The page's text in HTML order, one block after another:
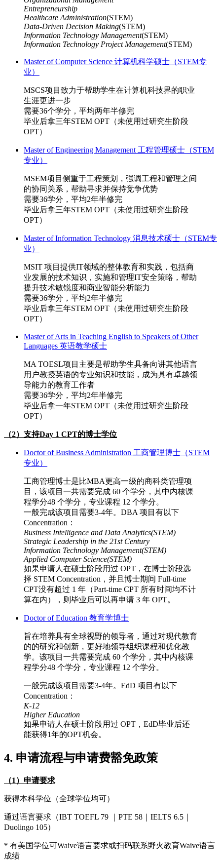
Entrepreneurship
Healthcare Administration(STEM)
Data-Driven Decision Making(STEM)
Information Technology Management(STEM)
Information Technology Project Management(STEM)
Master of Computer Science 计算机科学硕士（STEM专
业）
MSCS项目致力于帮助学生在计算机科技界的职业
生涯更进一步
需要36个学分，平均两年半修完
毕业后拿三年STEM OPT（未使用过研究生阶段
OPT）
Master of Engineering Management 工程管理硕士（STEM
专业）
MSEM项目侧重于工程策划，强调工程和管理之间
的协同关系，帮助寻求并保持竞争优势
需要36学分，平均2年半修完
毕业后拿三年STEM OPT（未使用过研究生阶段
OPT）
Master of Information Technology 消息技术硕士（STEM专
业）
MSIT 项目提供IT领域的整体教育和实践，包括商
业发展的技术知识，实施和管理IT安全策略，帮助
提升技术敏锐度和商业智能分析能力
需要36学分，平均2年半修完
毕业后拿三年STEM OPT（未使用过研究生阶段
OPT）
Master of Arts in Teaching English to Speakers of Other
Languages 英语教学硕士
MA TOESL项目主要是帮助学生具备向讲其他语言
用户教授英语的专业知识和技能，成为具有卓越领
导能力的教育工作者
需要36学分，平均2年半修完
毕业后拿一年STEM OPT（未使用过研究生阶段
OPT）
（2）支持Day 1 CPT的博士学位
Doctor of Business Administration 工商管理博士（STEM
专业）
工商管理博士是比MBA更高一级的商科类管理项
目，该项目一共需要完成 60 个学分，其中内核课
程学分48 个学分，专业课程 12 个学分。
一般完成该项目需要3-4年。DBA 项目有以下
Concentration：
Business Intelligence and Data Analytics(STEM)
Strategic Leadership in the 21st Century
Information Technology Management(STEM)
Applied Computer Science(STEM)
如果申请人在硕士阶段用过 OPT，在博士阶段选
择 STEM Concentration，并且博士期间 Full-time
CPT没有超过 1 年（Part-time CPT 所有时间均不计
算在内），则毕业后可以再申请 3 年 OPT。
Doctor of Education 教育学博士
旨在培养具有全球视野的领导者，通过对现代教育
的的研究和创新，更好地领导组织课程和优化教
学。该项目一共需要完成 60 个学分，其中内核课
程学分48 个学分，专业课程 12 个学分。
一般完成该项目需要3-4年。EdD 项目有以下
Concentration：
K-12
Higher Education
如果申请人在硕士阶段用过 OPT，EdD毕业后还
能获得1年的OPT机会。
4. 申请流程与申请费豁免政策
（1）申请要求
获得本科学位（全球学位均可）
通过语言要求（IBT TOEFL 79 ｜PTE 58｜IELTS 6.5｜
Duolingo 105）
* 有美国学位可Waive语言要求或扫码联系野火教育Waive语言
成绩